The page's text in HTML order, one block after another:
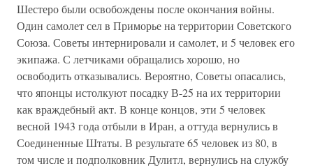
Шестеро были освобождены после окончания войны.
Один самолет сел в Приморье на территории Советского
Союза. Советы интернировали и самолет, и 5 человек его
экипажа. С летчиками обращались хорошо, но
освободить отказывались. Вероятно, Советы опасались,
что японцы истолкуют посадку В-25 на их территории
как враждебный акт. В конце концов, эти 5 человек
весной 1943 года отбыли в Иран, а оттуда вернулись в
Соединенные Штаты. В результате 65 человек из 80, в
том числе и подполковник Дулитл, вернулись на службу